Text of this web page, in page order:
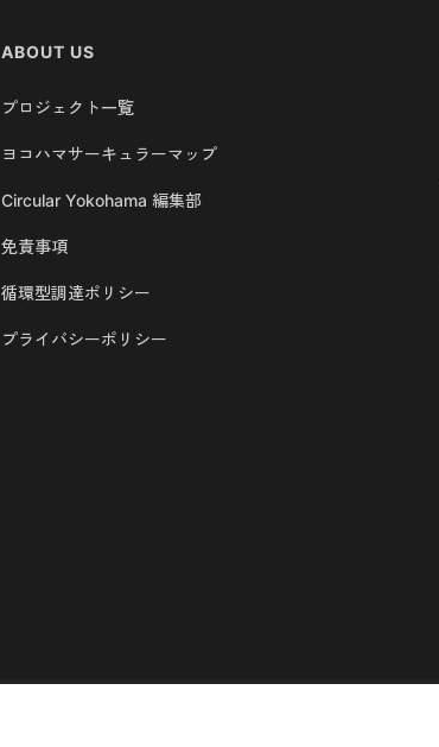
ABOUT US
プロジェクト一覧
ヨコハマサーキュラーマップ
Circular Yokohama 編集部
免責事項
循環型調達ポリシー
プライバシーポリシー